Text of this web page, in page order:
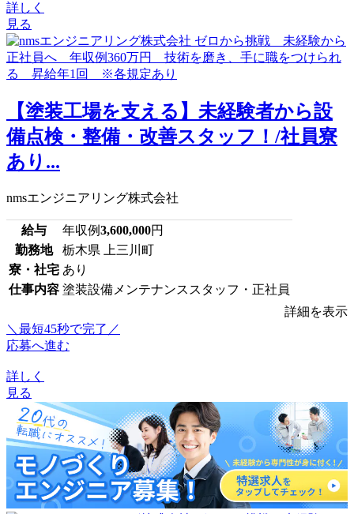
詳しく
見る
【塗装工場を支える】未経験者から設
備点検・整備・改善スタッフ！/社員寮
あり...
nmsエンジニアリング株式会社
給与 年収例3,600,000円
勤務地
栃木県 上三川町
寮・社宅 あり
仕事内容 塗装設備メンテナンススタッフ・正社員
詳細を表示
＼最短45秒で完了／
応募へ進む
詳しく
見る